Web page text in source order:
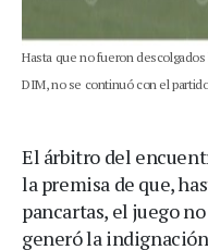
Hasta que no fueron
DIM, no se continuó con el
El árbitro del
la premisa de que,
pancartas, el juego
generó la